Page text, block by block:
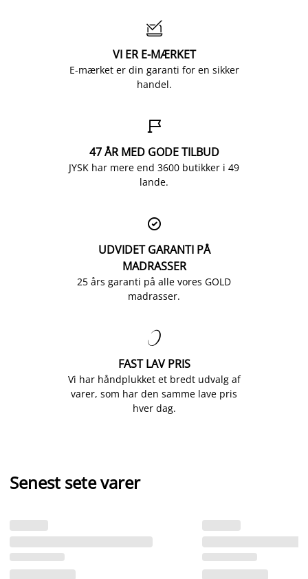

VI ER E-MÆRKET
E-mærket er din garanti for en sikker
handel.

47 ÅR MED GODE TILBUD
JYSK har mere end 3600 butikker i 49
lande.

UDVIDET GARANTI PÅ
MADRASSER
25 års garanti på alle vores GOLD
madrasser.

FAST LAV PRIS
Vi har håndplukket et bredt udvalg af
varer, som har den samme lave pris
hver dag.
Senest sete varer